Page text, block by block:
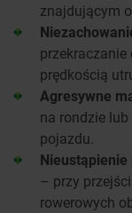
znajdującym
prędkością
Agresywne
na rondzie
pojazdu.
– przy
rowerowych